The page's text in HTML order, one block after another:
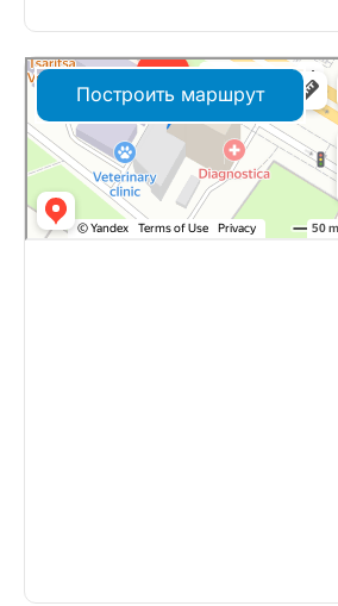
Построить маршрут